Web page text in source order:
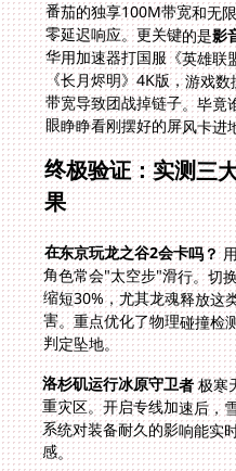
零延迟响应。更关键的是影
眼睁睁看刚摆好的屏风卡进
终极验证：实测三
果
在东京玩龙之谷2会卡吗？角
缩
害
判定坠地。
洛杉矶运行冰原守卫者极寒
重灾区。
系统对装
感。